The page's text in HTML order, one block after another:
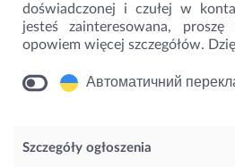
doświadczonej i czułej w
jesteś zainteresowana,
opowiem więcej szczegółów.
Автоматичний
Szczegóły ogłoszenia